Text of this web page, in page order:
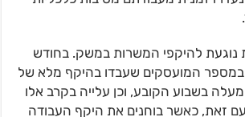
נוגעת להיקפי המשרות במשק. בחודש
במספר המועסקים שעבדו בהיקף מלא של
בשבוע הקובע, וכן עלייה בקרב אלו
זאת, כאשר בוחנים את היקף העבודה